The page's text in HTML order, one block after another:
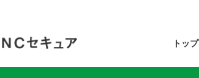
トップ